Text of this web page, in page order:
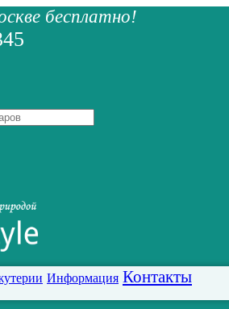
бесплатно!
Информация Контакты